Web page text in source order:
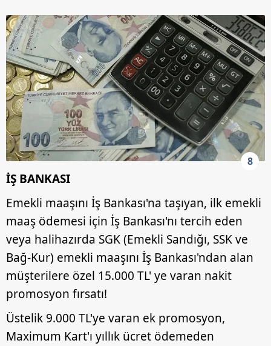
8
İŞ BANKASI
Emekli maaşını İş Bankası'na taşıyan, ilk emekli
maaş ödemesi için İş Bankası'nı tercih eden
veya halihazırda SGK (Emekli Sandığı, SSK ve
Bağ-Kur) emekli maaşını İş Bankası'ndan alan
müşterilere özel 15.000 TL' ye varan nakit
promosyon fırsatı!
Üstelik 9.000 TL'ye varan ek promosyon,
Maximum Kart'ı yıllık ücret ödemeden